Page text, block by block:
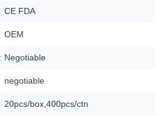
CE FDA
OEM
Negotiable
negotiable
20pcs/box,400pcs/ctn